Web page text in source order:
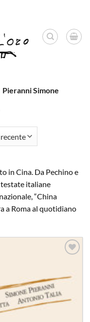
Pieranni Simone
in Cina. Da Pechino e
italiane
“China
a Roma al quotidiano
dei
desideri